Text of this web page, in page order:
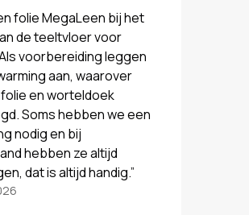
folie MegaLeen bij het
de teeltvloer voor
voorbereiding leggen
aan, waarover
en worteldoek
Soms hebben we een
nodig en bij
hebben ze altijd
dat is altijd handig.”